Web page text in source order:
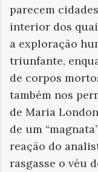
parecem
interior dos
a exploração
triunfante,
de corpos
também nos
de Maria
de um
reação do
rasgasse o véu